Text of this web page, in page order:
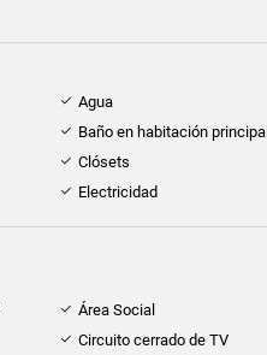
Agua
Baño en habitación principal
Clósets
Electricidad
Área Social
Circuito cerrado de TV